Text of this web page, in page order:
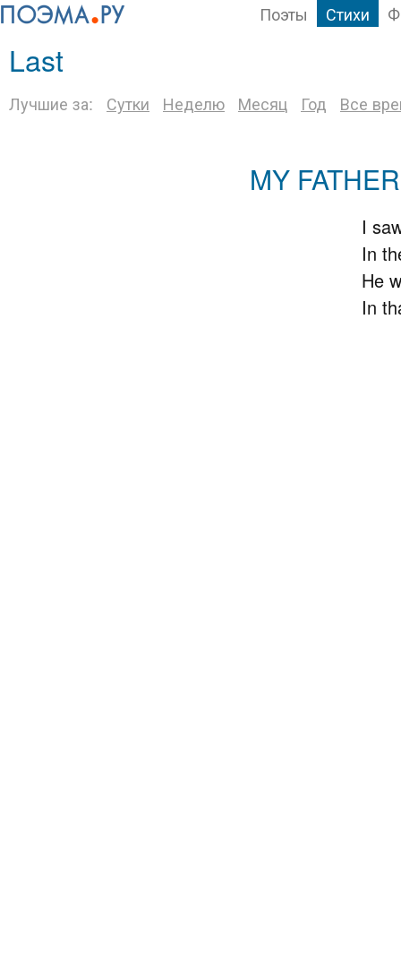
Поэты Стихи
Last
Лучшие за: Сутки Неделю Месяц Год Все
MY
I
In
He